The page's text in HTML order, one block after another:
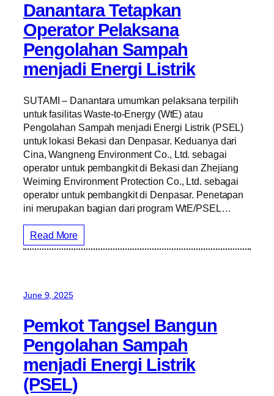
Danantara Tetapkan
Operator Pelaksana
Pengolahan Sampah
menjadi Energi Listrik
SUTAMI – Danantara umumkan pelaksana terpilih
untuk fasilitas Waste-to-Energy (WtE) atau
Pengolahan Sampah menjadi Energi Listrik (PSEL)
untuk lokasi Bekasi dan Denpasar. Keduanya dari
Cina, Wangneng Environment Co., Ltd. sebagai
operator untuk pembangkit di Bekasi dan Zhejiang
Weiming Environment Protection Co., Ltd. sebagai
operator untuk pembangkit di Denpasar. Penetapan
ini merupakan bagian dari program WtE/PSEL…
Read More
June 9, 2025
Pemkot Tangsel Bangun
Pengolahan Sampah
menjadi Energi Listrik
(PSEL)